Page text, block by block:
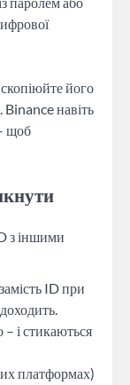
його
Binance навіть
щоб
з іншими
ID при
і стикаються
платформах)